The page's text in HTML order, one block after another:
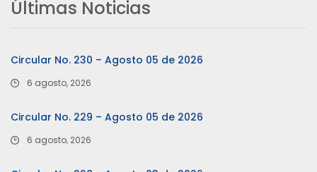
Últimas Noticias
Circular No. 230 – Agosto 05 de 2026
6 agosto, 2026
Circular No. 229 – Agosto 05 de 2026
6 agosto, 2026